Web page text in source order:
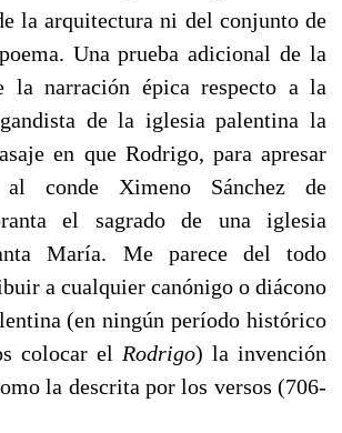
la arquitectura ni del conjunto de
Una prueba adicional de la
la narración épica respecto a la
de la iglesia palentina la
en que Rodrigo, para apresar
al conde Ximeno Sánchez de
el sagrado de una iglesia
María. Me parece del todo
a cualquier canónigo o diácono
(en ningún período histórico
colocar el Rodrigo) la invención
la descrita por los versos (706-